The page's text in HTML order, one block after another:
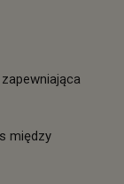
między